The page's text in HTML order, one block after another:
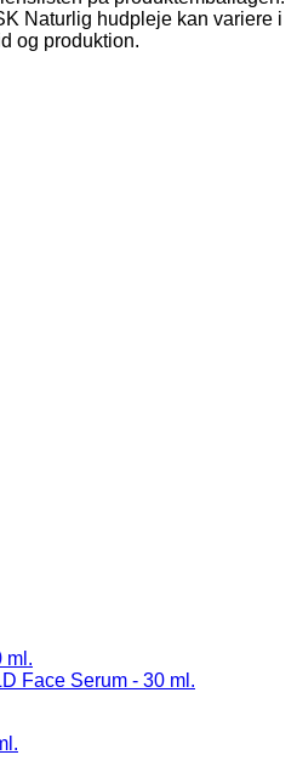
Naturlig hudpleje kan variere i
og produktion.